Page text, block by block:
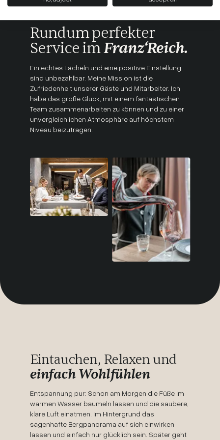
Rundum perfekter
Service imFranz‘Reich.
Ein echtes Lächeln und eine positive Einstellung
sind unbezahlbar. Meine Mission ist die
Zufriedenheit unserer Gäste und Mitarbeiter. Ich
habe das große Glück, mit einem fantastischen
Team zusammenarbeiten zu können und zu einer
unvergleichlichen Atmosphäre auf höchstem
Niveau beizutragen.
Eintauchen, Relaxen und
einfach Wohlfühlen
Entspannung pur: Schon am Morgen die Füße im
warmen Wasser baumeln lassen und die saubere,
klare Luft einatmen. Im Hintergrund das
sagenhafte Bergpanorama auf sich einwirken
lassen und einfach nur glücklich sein. Später geht